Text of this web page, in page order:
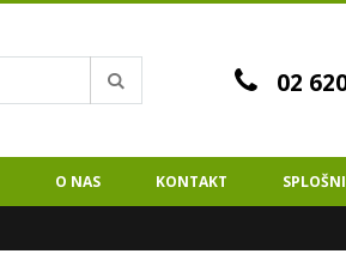
02
O NAS KONTAKT